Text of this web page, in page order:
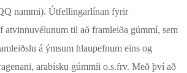
nammi). Útfellingarlínan fyrir
atvinnuvélunum til að framleiða gúmmí, sem
á ýmsum hlaupefnum eins og
arabísku gúmmíi o.s.frv. Með því að